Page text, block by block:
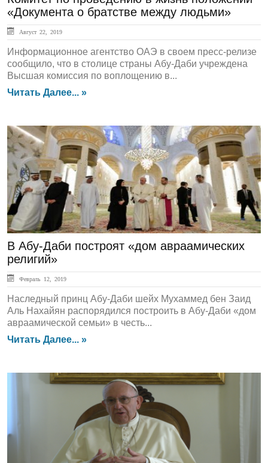
«Документа о братстве между людьми»
Август 22, 2019
Информационное агентство ОАЭ в своем пресс-релизе
сообщило, что в столице страны Абу-Даби учреждена
Высшая комиссия по воплощению в...
Читать Далее... »
ЛЕНТА НОВОСТЕЙ
В Абу-Даби построят «дом авраамических
религий»
Февраль 12, 2019
Наследный принц Абу-Даби шейх Мухаммед бен Заид
Аль Нахайян распорядился построить в Абу-Даби «дом
авраамической семьи» в честь...
Читать Далее... »
ЛЕНТА НОВОСТЕЙ